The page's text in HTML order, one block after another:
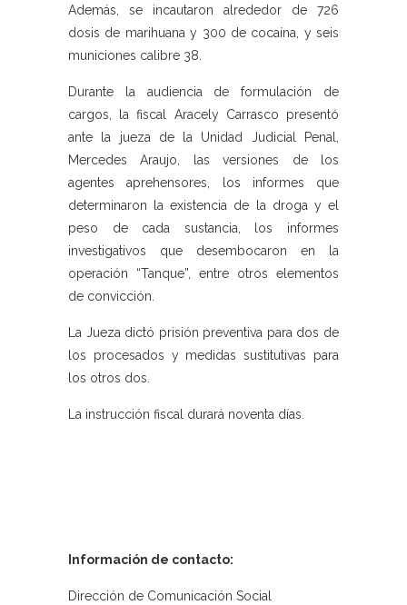
Además, se incautaron alrededor de 726
dosis de marihuana y 300 de cocaína, y seis
municiones calibre 38.
Durante la audiencia de formulación de
cargos, la fiscal Aracely Carrasco presentó
ante la jueza de la Unidad Judicial Penal,
Mercedes Araujo, las versiones de los
agentes aprehensores, los informes que
determinaron la existencia de la droga y el
peso de cada sustancia, los informes
investigativos que desembocaron en la
operación “Tanque”, entre otros elementos
de convicción.
La Jueza dictó prisión preventiva para dos de
los procesados y medidas sustitutivas para
los otros dos.
La instrucción fiscal durará noventa días.
Información de contacto:
Dirección de Comunicación Social